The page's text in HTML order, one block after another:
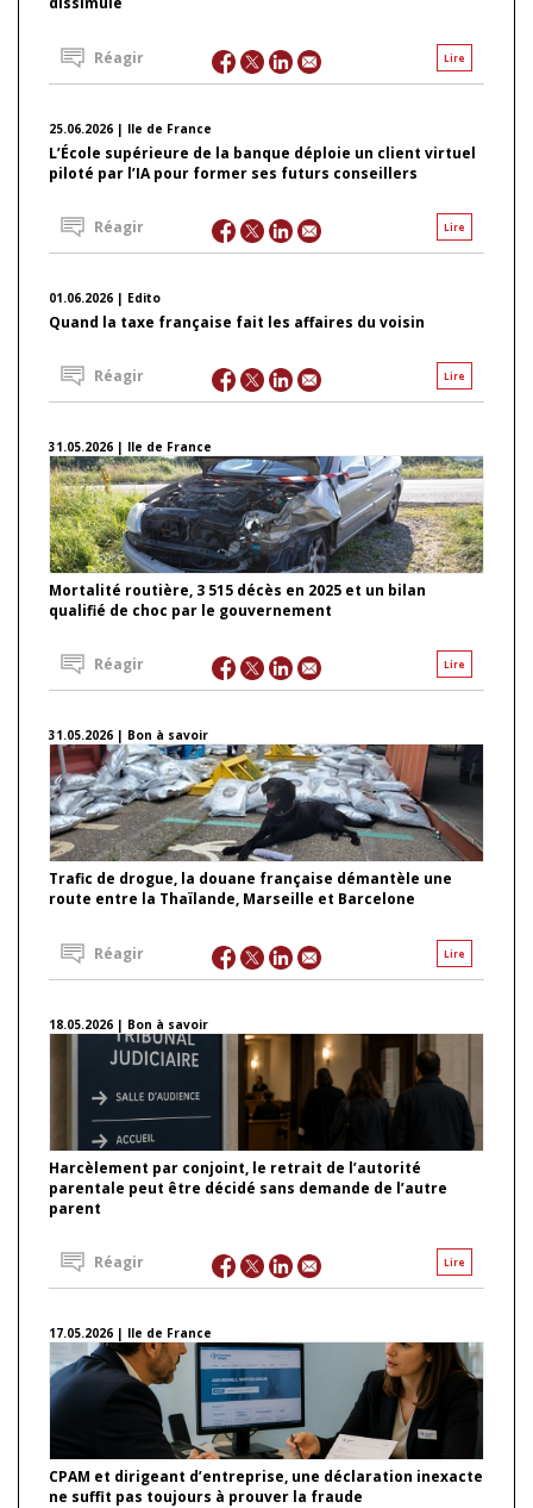
Lire
Réagir
25.06.2026 | Ile de France
L’École supérieure de la banque déploie un client virtuel
piloté par l’IA pour former ses futurs conseillers
Lire
Réagir
01.06.2026 | Edito
Quand la taxe française fait les affaires du voisin
Lire
Réagir
31.05.2026 | Ile de France
Mortalité routière, 3 515 décès en 2025 et un bilan
qualifié de choc par le gouvernement
Lire
Réagir
31.05.2026 | Bon à savoir
Trafic de drogue, la douane française démantèle une
route entre la Thaïlande, Marseille et Barcelone
Lire
Réagir
18.05.2026 | Bon à savoir
Harcèlement par conjoint, le retrait de l’autorité
parentale peut être décidé sans demande de l’autre
parent
Lire
Réagir
17.05.2026 | Ile de France
CPAM et dirigeant d’entreprise, une déclaration inexacte
ne suffit pas toujours à prouver la fraude